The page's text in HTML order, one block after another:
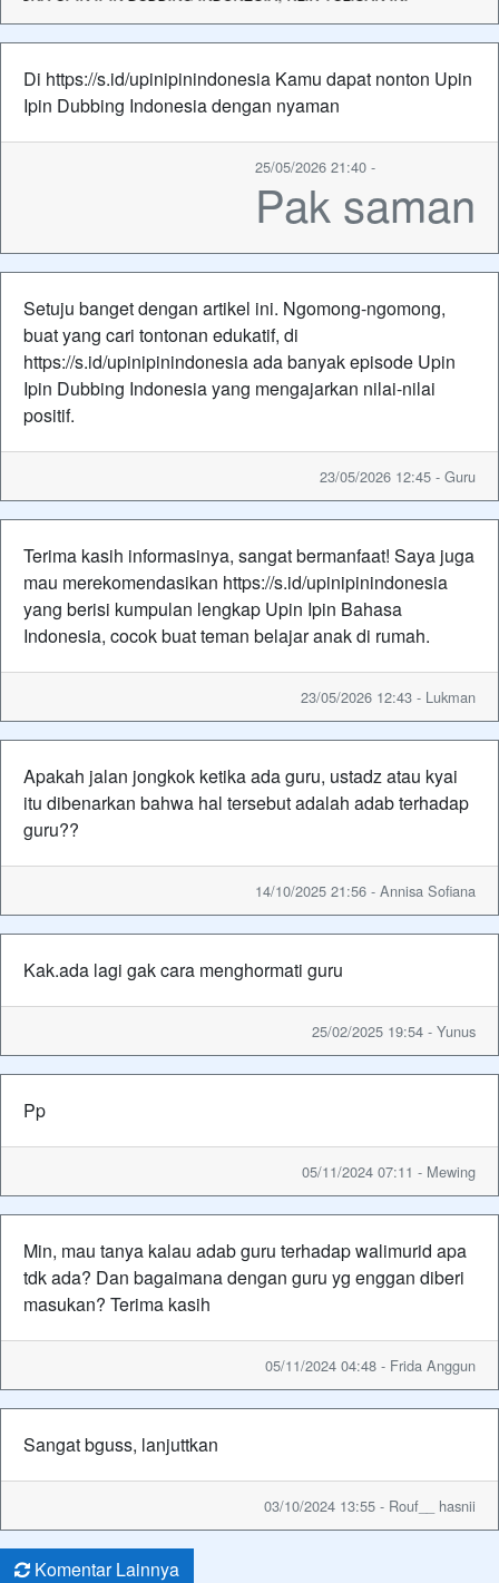
Di https://s.id/upinipinindonesia Kamu dapat nonton Upin
Ipin Dubbing Indonesia dengan nyaman
25/05/2026 21:40 -
Pak saman
Setuju banget dengan artikel ini. Ngomong-ngomong,
buat yang cari tontonan edukatif, di
https://s.id/upinipinindonesia ada banyak episode Upin
Ipin Dubbing Indonesia yang mengajarkan nilai-nilai
positif.
23/05/2026 12:45 - Guru
Terima kasih informasinya, sangat bermanfaat! Saya juga
mau merekomendasikan https://s.id/upinipinindonesia
yang berisi kumpulan lengkap Upin Ipin Bahasa
Indonesia, cocok buat teman belajar anak di rumah.
23/05/2026 12:43 - Lukman
Apakah jalan jongkok ketika ada guru, ustadz atau kyai
itu dibenarkan bahwa hal tersebut adalah adab terhadap
guru??
14/10/2025 21:56 - Annisa Sofiana
Kak.ada lagi gak cara menghormati guru
25/02/2025 19:54 - Yunus
Pp
05/11/2024 07:11 - Mewing
Min, mau tanya kalau adab guru terhadap walimurid apa
tdk ada? Dan bagaimana dengan guru yg enggan diberi
masukan? Terima kasih
05/11/2024 04:48 - Frida Anggun
Sangat bguss, lanjuttkan
03/10/2024 13:55 - Rouf__ hasnii
Komentar Lainnya